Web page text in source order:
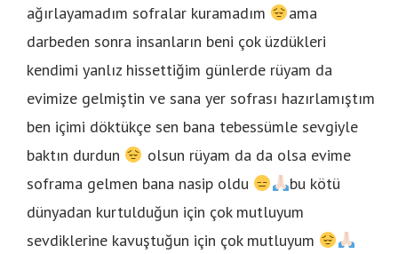
ağırlayamadım sofralar kuramadım
ama
darbeden sonra insanların beni çok üzdükleri
kendimi yanlız hissettiğim günlerde rüyam da
evimize gelmiştin ve sana yer sofrası hazırlamıştım
ben içimi döktükçe sen bana tebessümle sevgiyle
baktın durdun
olsun rüyam da da olsa evime
soframa gelmen bana nasip oldu
bu kötü
dünyadan kurtulduğun için çok mutluyum
sevdiklerine kavuştuğun için çok mutluyum